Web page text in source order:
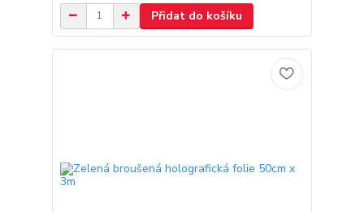
Přidat do košíku